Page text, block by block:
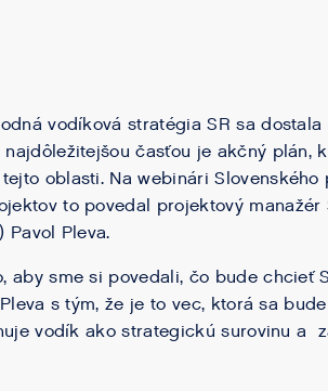
vodíková stratégia SR sa
časťou je akčný plán,
oblasti. Na webinári Slovenského
to povedal projektový manažér
Pavol Pleva.
aby sme si povedali, čo bude chcieť
s tým, že je to vec, ktorá sa
vodík ako strategickú surovinu a